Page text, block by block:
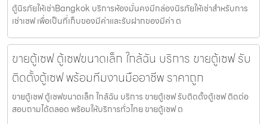
ตู้นิรภัยให้เช่าBangkok บริการห้องมั่นคงมีกล่องนิรภัยให้เช่าสำหรับการ
เช่าเซฟ เพื่อเป็นที่เก็บของมีค่าและรับฝากของมีค่า ต
ขายตู้เซฟ ตู้เซฟขนาดเล็ก ใกล้ฉัน บริการ ขายตู้เซฟ รับ
ติดตั้งตู้เซฟ พร้อมทีมงานมืออาชีพ ราคาถูก
ขายตู้เซฟ ตู้เซฟขนาดเล็ก ใกล้ฉัน บริการ ขายตู้เซฟ รับติดตั้งตู้เซฟ ติดต่อ
สอบถามได้ตลอด พร้อมให้บริการทั่วไทย ขายตู้เซฟ ต